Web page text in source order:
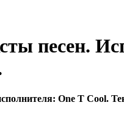
песен.
One T Cool.